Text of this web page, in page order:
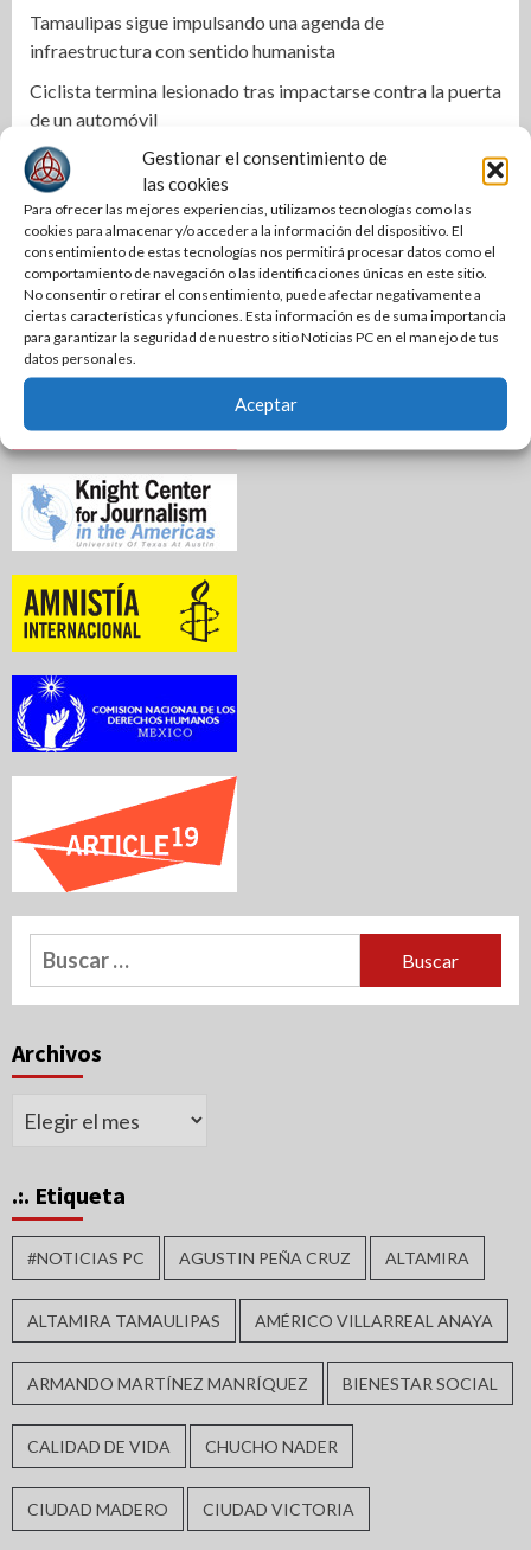
Gestionar el consentimiento de
las cookies
Para ofrecer las mejores experiencias, utilizamos tecnologías como las
cookies para almacenar y/o acceder a la información del dispositivo. El
consentimiento de estas tecnologías nos permitirá procesar datos como el
comportamiento de navegación o las identificaciones únicas en este sitio.
No consentir o retirar el consentimiento, puede afectar negativamente a
ciertas características y funciones. Esta información es de suma importancia
para garantizar la seguridad de nuestro sitio Noticias PC en el manejo de tus
datos personales.
Aceptar
Tamaulipas sigue impulsando una agenda de
infraestructura con sentido humanista
Ciclista termina lesionado tras impactarse contra la puerta
de un automóvil
Buscar:
Archivos
Archivos
.:. Etiqueta
#NOTICIAS PC AGUSTIN PEÑA CRUZ ALTAMIRA
ALTAMIRA TAMAULIPAS AMÉRICO VILLARREAL ANAYA
ARMANDO MARTÍNEZ MANRÍQUEZ BIENESTAR SOCIAL
CALIDAD DE VIDA CHUCHO NADER
CIUDAD MADERO CIUDAD VICTORIA